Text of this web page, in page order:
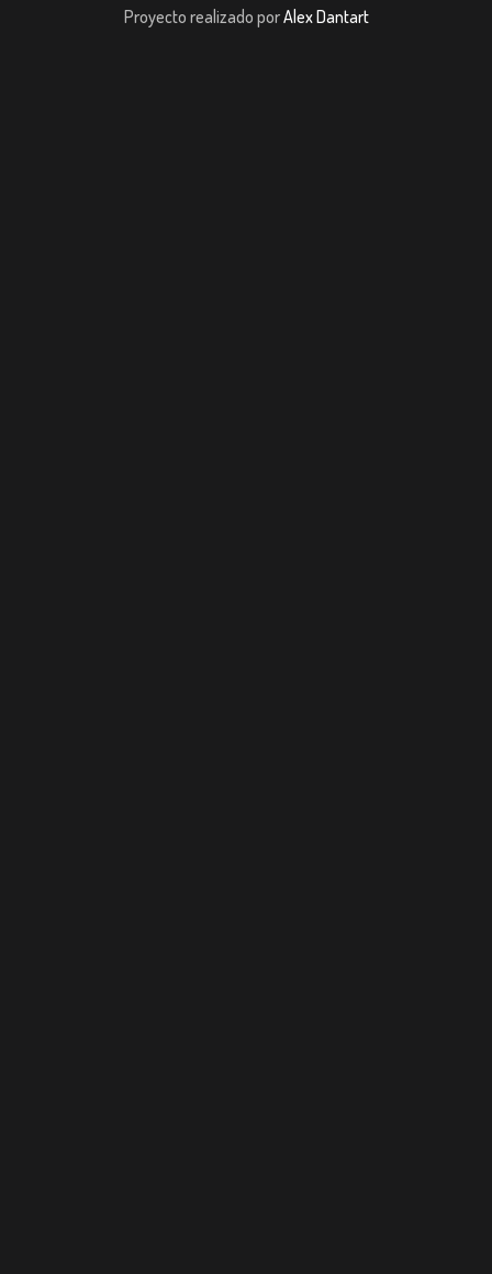
Proyecto realizado porAlex Dantart